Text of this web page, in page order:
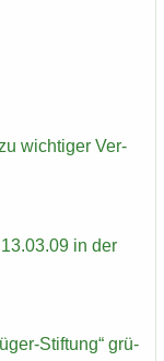
wich­ti­ger Ver­
in der
​Stiftung“ grü­